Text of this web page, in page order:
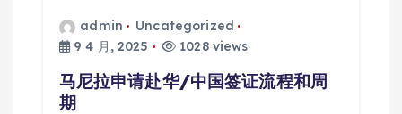
admin
Uncategorized
9 4 月, 2025
1028 views
马尼拉申请赴华/中国签证流程和周
期